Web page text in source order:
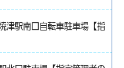
津駅南口自転車駐車場【指